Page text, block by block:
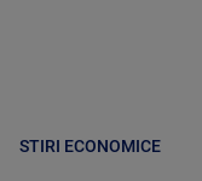
STIRI ECONOMICE